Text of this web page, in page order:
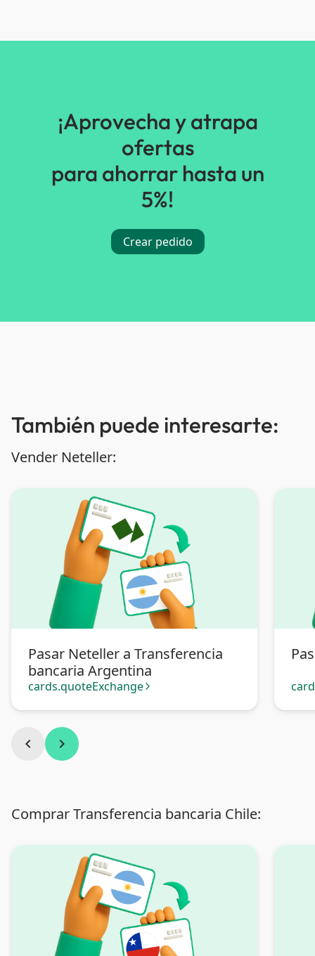
¡Aprovecha y atrapa
ofertas
para ahorrar hasta un
5%!
Crear pedido
También puede interesarte:
Vender Neteller:
Pasar Neteller a Transferencia
bancaria Argentina
cards.quoteExchange arrow_forward_ios
chevron_left chevron_right
Comprar Transferencia bancaria Chile: